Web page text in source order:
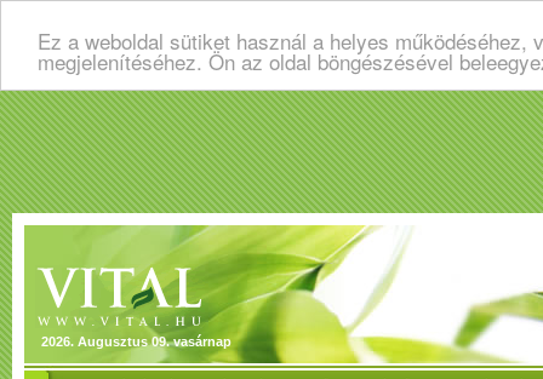
Ez a weboldal sütiket használ a helyes
megjelenítéséhez. Ön az oldal böngészésével
2026. Augusztus 09. vasárnap